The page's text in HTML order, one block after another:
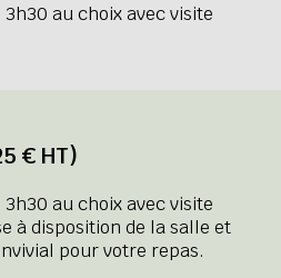
au choix avec visite
€ HT)
au choix avec visite
à disposition de la salle et
pour votre repas.